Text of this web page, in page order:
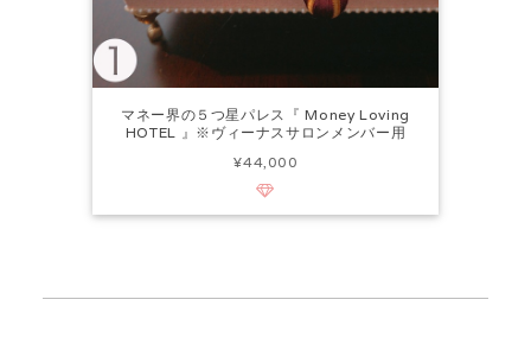
マネー界の５つ星パレス『 Money Loving
HOTEL 』※ヴィーナスサロンメンバー用
¥44,000